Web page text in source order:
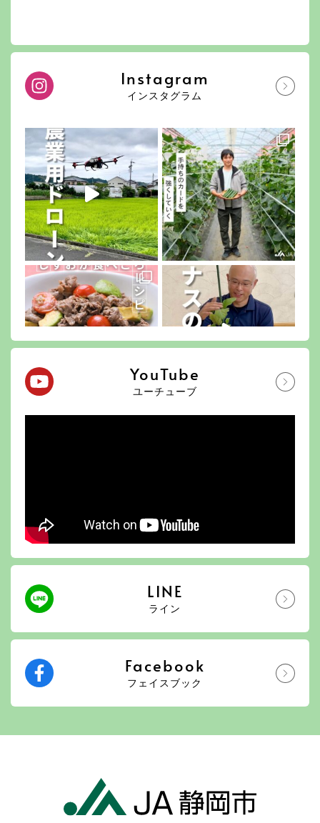
Instagram
インスタグラム
YouTube
ユーチューブ
LINE
ライン
Facebook
フェイスブック